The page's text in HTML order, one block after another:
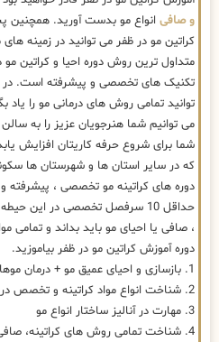
و صافی انواع مو بدست آورید.
کراتین مو در ظفر می توانید در زمینه
متداول ترین روش دوره احیا و کراتین
تکنیک های تخصصی و پیشرفته است. در
توانید تمامی روش های درمانی مو را
می توانیم شما هنرجویان عزیز را به
شما برای شروع حرفه کاریتان افزایش
که در سایر استان ها و شهرستان ها
دوره های کراتینه مو تخصصی ،
حداقل 10 سرفصل تخصصی در این حیطه وجود دارد که یک
، صافی یا احیای مو باید بداند و تمامی
دوره آموزش کراتین مو در ظفر بیاموزید.
1. بازسازی و احیای عمیق مو + درمان موهای ضعیف یا شکسته
2. شناخت انواع مواد کراتینه و تخصص در استفاده از آن ها
3. مهارت در آنالیز ساختار انواع مو
4. شناخت تمامی روش های کراتینه، صافی و احیای مو